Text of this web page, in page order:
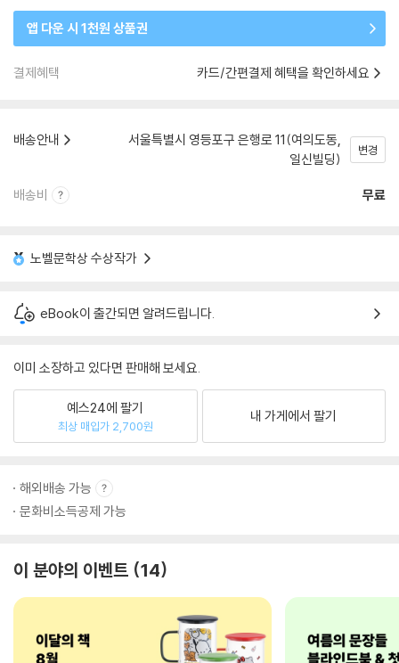
앱 다운 시 1천원 상품권
결제혜택 카드/간편결제 혜택을 확인하세요
배송안내
서울특별시 영등포구 은행로 11(여의도동,
일신빌딩)
변경
배송비 무료
노벨문학상 수상작가
eBook이 출간되면 알려드립니다.
이미 소장하고 있다면 판매해 보세요.
예스24에 팔기
최상 매입가 2,700원
내 가게에서 팔기
해외배송 가능
문화비소득공제 가능
이 분야의 이벤트 14